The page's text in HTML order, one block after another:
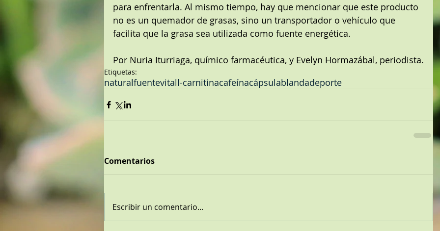
para enfrentarla. Al mismo tiempo, hay que mencionar que este producto
no es un quemador de grasas, sino un transportador o vehículo que
facilita que la grasa sea utilizada como fuente energética.
Por Nuria Iturriaga, químico farmacéutica, y Evelyn Hormazábal, periodista.
Etiquetas:
naturalfuentevitall-carnitinacafeínacápsulablandadeporte
Comentarios
Escribir un comentario...